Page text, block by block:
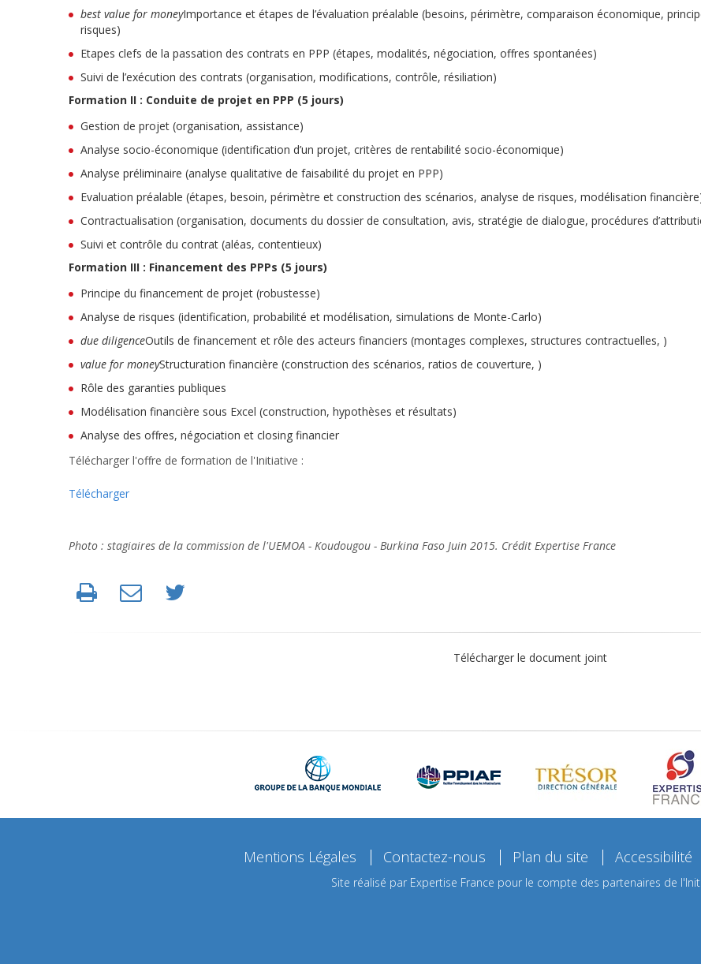
Importance et étapes de l’évaluation préalable (besoins, périmètre, comparaison économique,
best value for money
risques)
Etapes clefs de la passation des contrats en PPP (étapes, modalités, négociation, offres spontanées)
Suivi de l’exécution des contrats (organisation, modifications, contrôle, résiliation)
Formation II : Conduite de projet en PPP (5 jours)
Gestion de projet (organisation, assistance)
Analyse socio-économique (identification d’un projet, critères de rentabilité socio-économique)
Analyse préliminaire (analyse qualitative de faisabilité du projet en PPP)
Evaluation préalable (étapes, besoin, périmètre et construction des scénarios, analyse de risques, modélisation
Contractualisation (organisation, documents du dossier de consultation, avis, stratégie de dialogue, procédures
Suivi et contrôle du contrat (aléas, contentieux)
Formation III : Financement des PPPs (5 jours)
Principe du financement de projet (robustesse)
Analyse de risques (identification, probabilité et modélisation, simulations de Monte-Carlo)
Outils de financement et rôle des acteurs financiers (montages complexes, structures contractuelles,
due diligence
)
Structuration financière (construction des scénarios, ratios de couverture,
value for money
)
Rôle des garanties publiques
Modélisation financière sous Excel (construction, hypothèses et résultats)
Analyse des offres, négociation et closing financier
Télécharger l'offre de formation de l'Initiative :
Télécharger
Photo : stagiaires de la commission de l'UEMOA - Koudougou - Burkina Faso Juin 2015. Crédit Expertise France
Télécharger le document joint
Mentions Légales Contactez-nous Plan du site Accessibilité
Site réalisé par Expertise France pour le compte des partenaires de